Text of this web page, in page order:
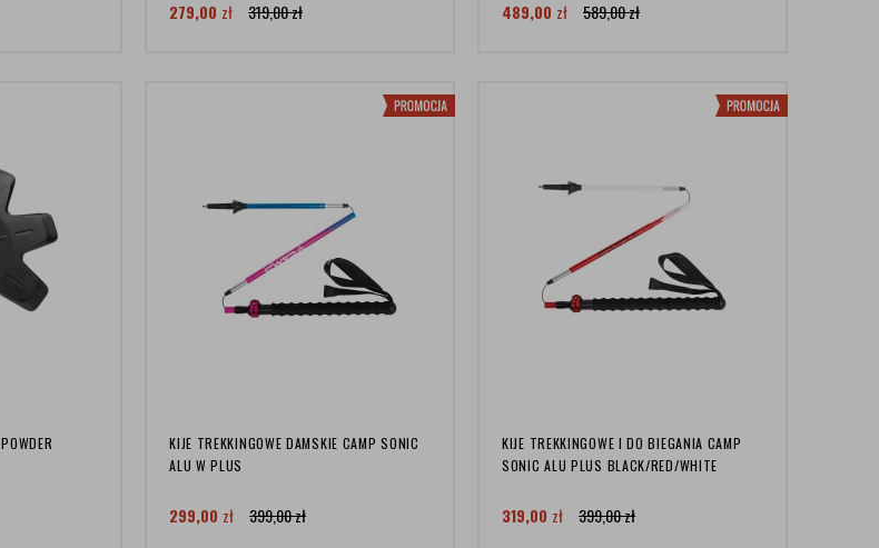
279,00 zł 319,00zł 489,00 zł 589,00zł
KIJE TREKKINGOWE DAMSKIE CAMP SONIC
ALU W PLUS
299,00 zł 399,00zł
KIJE TREKKINGOWE I DO BIEGANIA CAMP
SONIC ALU PLUS BLACK/RED/WHITE
319,00 zł 399,00zł